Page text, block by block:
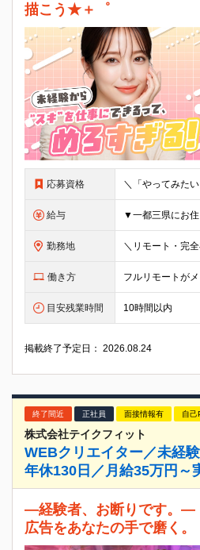
描こう★＋゜
応募資格
給与
勤務地
働き方 フルリモートが
目安残業時間 10時間以内
掲載終了予定日：2026.08.24
終了間近 正社員 面接情報有 自己
株式会社テイクフィット
WEBクリエイター／未経
年休130日／月給35万円～
―経験者、お断りです。―
広告をあなたの手で磨く。